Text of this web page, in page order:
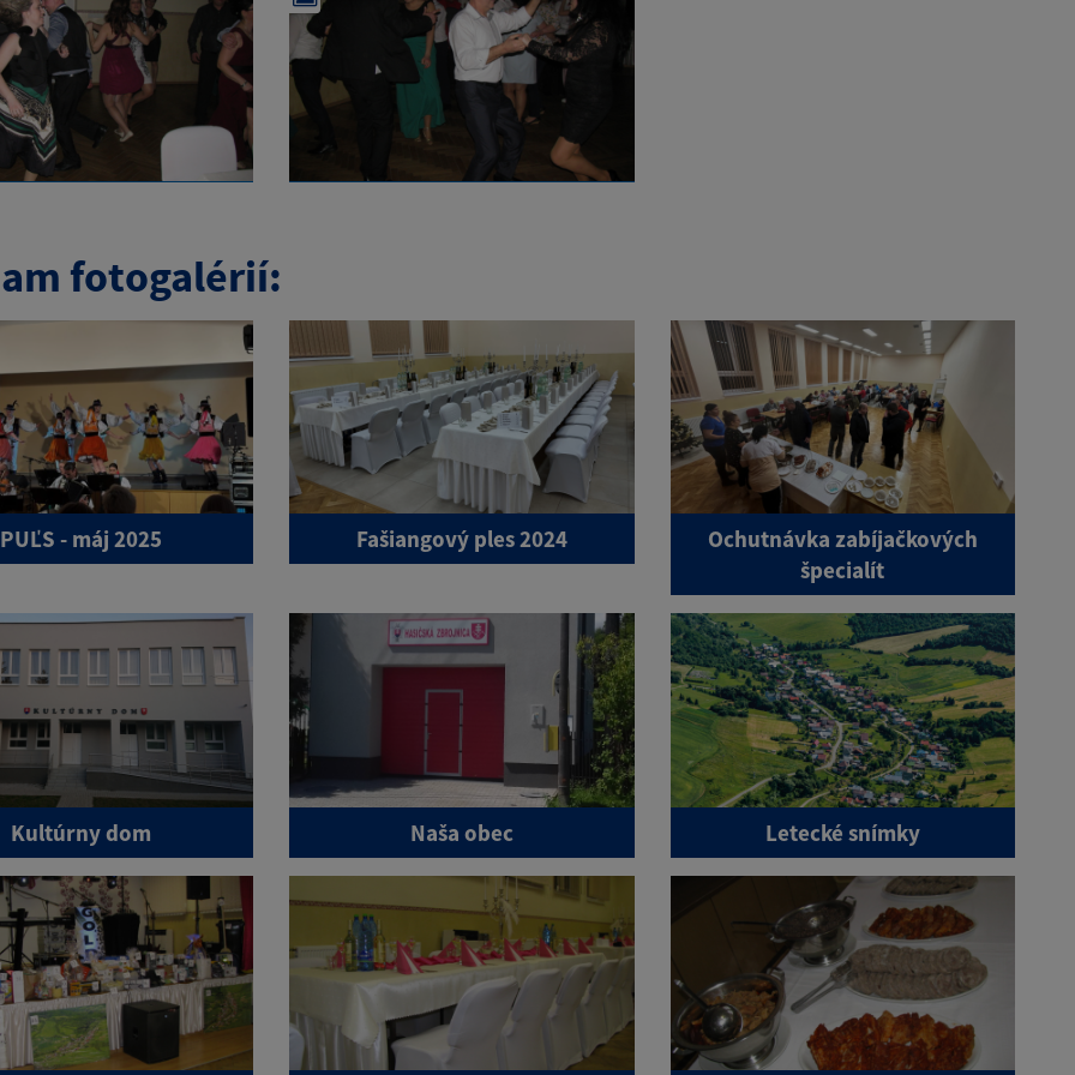
fotogalérií:
PUĽS - máj 2025 Fašiangový ples 2024
Ochutnávka zabíjačkových
špecialít
Kultúrny dom Naša obec Letecké snímky